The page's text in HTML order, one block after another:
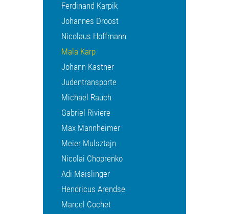
Ferdinand Karpik
Johannes Droost
Nicolaus Hoffmann
Mala Karp
Johann Kastner
Judentransporte
Michael Rauch
Gabriel Riviere
Max Mannheimer
Meier Mulsztajn
Nicolai Choprenko
Adi Maislinger
Hendricus Arendse
Marcel Cochet